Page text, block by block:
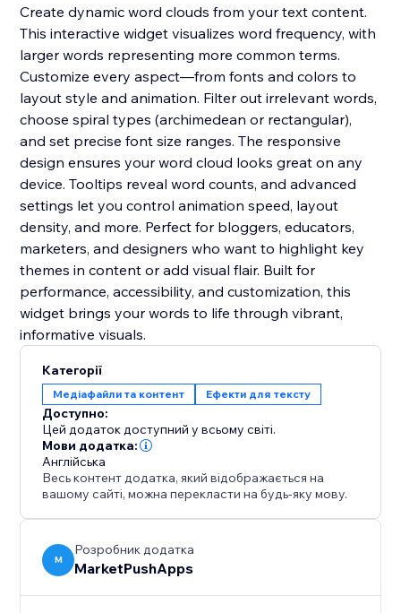
Create dynamic word clouds from your text content.
This interactive widget visualizes word frequency, with
larger words representing more common terms.
Customize every aspect—from fonts and colors to
layout style and animation. Filter out irrelevant words,
choose spiral types (archimedean or rectangular),
and set precise font size ranges. The responsive
design ensures your word cloud looks great on any
device. Tooltips reveal word counts, and advanced
settings let you control animation speed, layout
density, and more. Perfect for bloggers, educators,
marketers, and designers who want to highlight key
themes in content or add visual flair. Built for
performance, accessibility, and customization, this
widget brings your words to life through vibrant,
informative visuals.
Категорії
Медіафайли та контент Ефекти для тексту
Доступно:
Цей додаток доступний у всьому світі.
Мови додатка:
Англійська
Весь контент додатка, який відображається на
вашому сайті, можна перекласти на будь-яку мову.
M
Розробник додатка
MarketPushApps